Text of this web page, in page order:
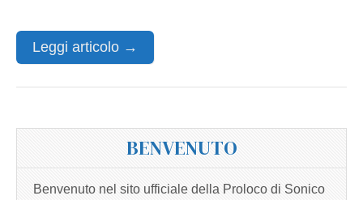
Leggi articolo →
BENVENUTO
Benvenuto nel sito ufficiale della Proloco di Sonico